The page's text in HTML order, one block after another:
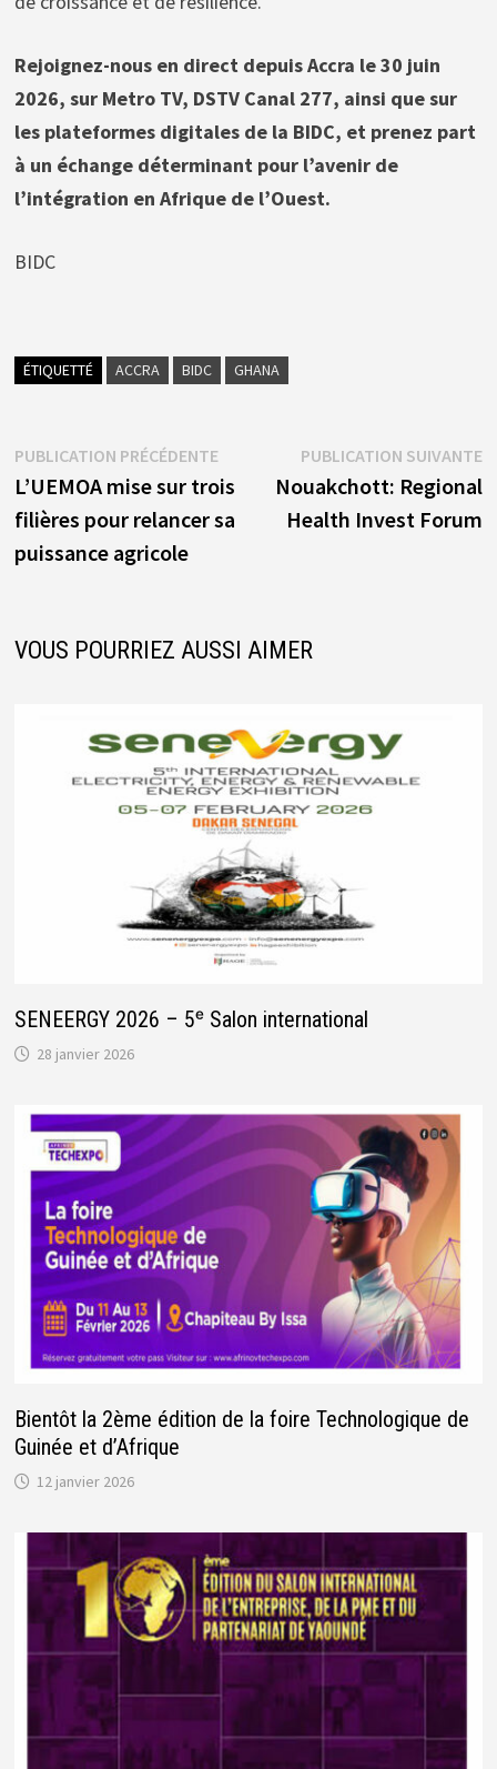
Rejoignez-nous en direct depuis Accra le 30 juin
2026, sur Metro TV, DSTV Canal 277, ainsi que sur
les plateformes digitales de la BIDC, et prenez part
à un échange déterminant pour l’avenir de
l’intégration en Afrique de l’Ouest.
BIDC
ÉTIQUETTÉ ACCRA BIDC GHANA
Navigation
de
l’article
PUBLICATION PRÉCÉDENTEPublication
précédente :
L’UEMOA mise sur trois
filières pour relancer sa
puissance agricole
PUBLICATION SUIVANTE
Nouakchott: Regional
Health Invest Forum
VOUS POURRIEZ AUSSI AIMER
SENEERGY 2026 – 5ᵉ Salon international
28 janvier 2026
Bientôt la 2ème édition de la foire Technologique de
Guinée et d’Afrique
12 janvier 2026